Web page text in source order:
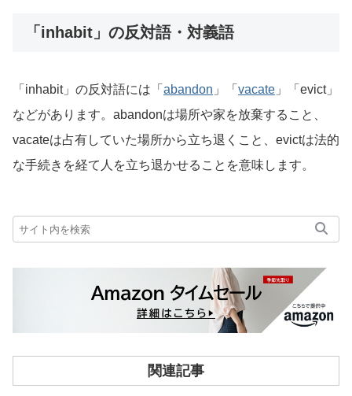
「inhabit」の反対語・対義語
「inhabit」の反対語には「 abandon 」「 vacate 」「evict」
などがあります。abandonは場所や家を放棄すること、
vacateは占有していた場所から立ち退くこと、evictは法的
な手続きを経て人を立ち退かせることを意味します。
関連記事